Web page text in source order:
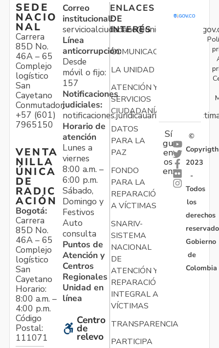
SEDE
NACIO
NAL
Carrera
85D No.
46A – 65
Complejo
logístico
San
Cayetano
Conmutador:
+57 (601)
7965150
VENTA
NILLA
ÚNICA
DE
RADIC
ACIÓN
Bogotá:
Carrera
85D No.
46A – 65
Complejo
logístico
San
Cayetano
Horario:
8:00 a.m. –
4:00 p.m.
Código
Postal:
111071
Correo
institucional:
Línea
anticorrupción:
Desde
móvil o fijo:
157
Notificaciones
judiciales:
Horario de
atención
Lunes a
viernes
8:00 a.m. –
6:00 p.m.
Sábado,
Domingo y
Festivos
Auto
consulta
Puntos de
Atención y
Centros
Regionales
Unidad en
línea
Centro
de
relevo
ENLACES
DE
INTERÉS
COMUNICACIONES
LA UNIDAD
ATENCIÓN Y
SERVICIOS
CIUDADANÍA
DATOS
PARA LA
PAZ
FONDO
PARA LA
REPARACIÓN
A VÍCTIMAS
SNARIV-
SISTEMA
NACIONAL
DE
ATENCIÓN Y
REPARACIÓN
INTEGRAL A
VÍCTIMAS
TRANSPARENCIA
PARTICIPA
Sí
gu
en
os
en:
©
Copyrigth
2023
-
Todos
los
derechos
Gobierno
de
Colombia